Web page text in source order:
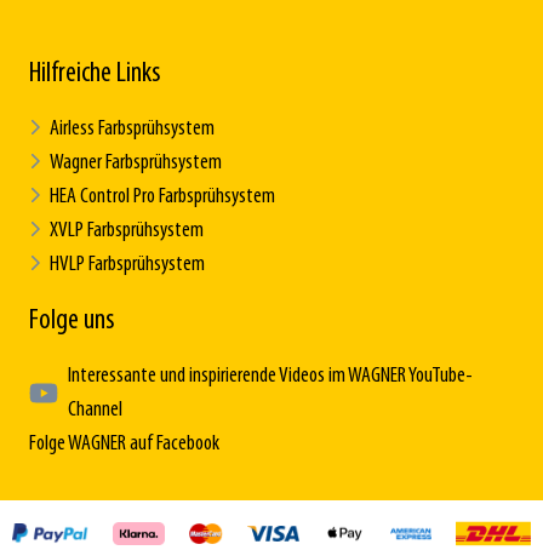
Hilfreiche Links
Airless Farbsprühsystem
Wagner Farbsprühsystem
HEA Control Pro Farbsprühsystem
XVLP Farbsprühsystem
HVLP Farbsprühsystem
Folge uns
Interessante und inspirierende Videos im WAGNER YouTube-
Channel
Folge WAGNER auf Facebook